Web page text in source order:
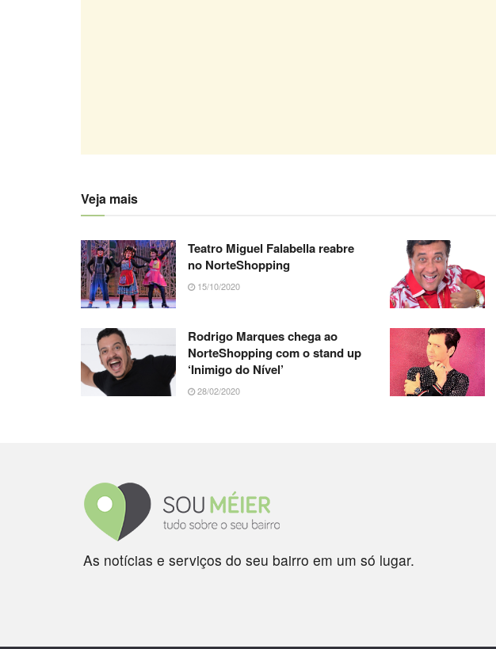
Veja mais
Teatro Miguel Falabella reabre
no NorteShopping
15/10/2020
Rodrigo Marques chega ao
NorteShopping com o stand up
‘Inimigo do Nível’
28/02/2020
As notícias e serviços do seu bairro em um só lugar.